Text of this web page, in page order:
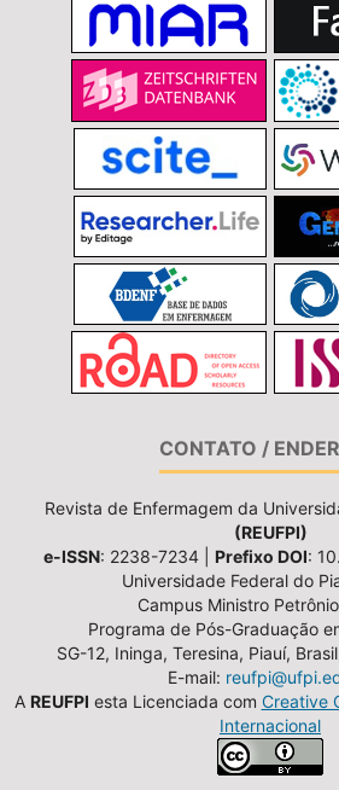
CONTATO /
Revista de Enfermagem da
(REUFPI)
e-ISSN: 2238-7234 | Prefixo DOI:
Universidade Federal do
Campus Ministro
Programa de Pós-Graduação
SG-12, Ininga, Teresina, Piauí,
E-mail:
A REUFPI esta Licenciada com Creative
Internacional